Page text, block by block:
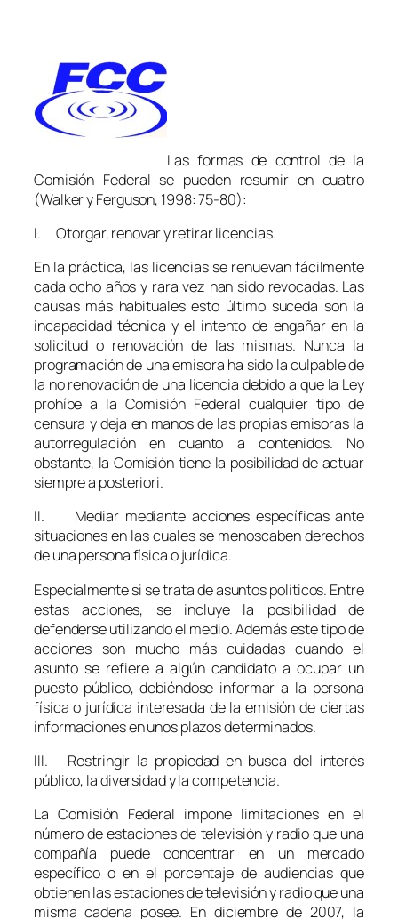
Las formas de control de la
Comisión Federal se pueden resumir en cuatro
(Walker y Ferguson, 1998: 75-80):
I. Otorgar, renovar y retirar licencias.
En la práctica, las licencias se renuevan fácilmente
cada ocho años y rara vez han sido revocadas. Las
causas más habituales esto último suceda son la
incapacidad técnica y el intento de engañar en la
solicitud o renovación de las mismas. Nunca la
programación de una emisora ha sido la culpable de
la no renovación de una licencia debido a que la Ley
prohíbe a la Comisión Federal cualquier tipo de
censura y deja en manos de las propias emisoras la
autorregulación en cuanto a contenidos. No
obstante, la Comisión tiene la posibilidad de actuar
siempre a posteriori.
II. Mediar mediante acciones específicas ante
situaciones en las cuales se menoscaben derechos
de una persona física o jurídica.
Especialmente si se trata de asuntos políticos. Entre
estas acciones, se incluye la posibilidad de
defenderse utilizando el medio. Además este tipo de
acciones son mucho más cuidadas cuando el
asunto se refiere a algún candidato a ocupar un
puesto público, debiéndose informar a la persona
física o jurídica interesada de la emisión de ciertas
informaciones en unos plazos determinados.
III. Restringir la propiedad en busca del interés
público, la diversidad y la competencia.
La Comisión Federal impone limitaciones en el
número de estaciones de televisión y radio que una
compañía puede concentrar en un mercado
específico o en el porcentaje de audiencias que
obtienen las estaciones de televisión y radio que una
misma cadena posee. En diciembre de 2007, la